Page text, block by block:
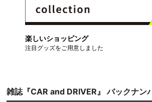
楽しいショッピング
注目グッズをご用意しました
雑誌『CAR and DRIVER』 バックナン